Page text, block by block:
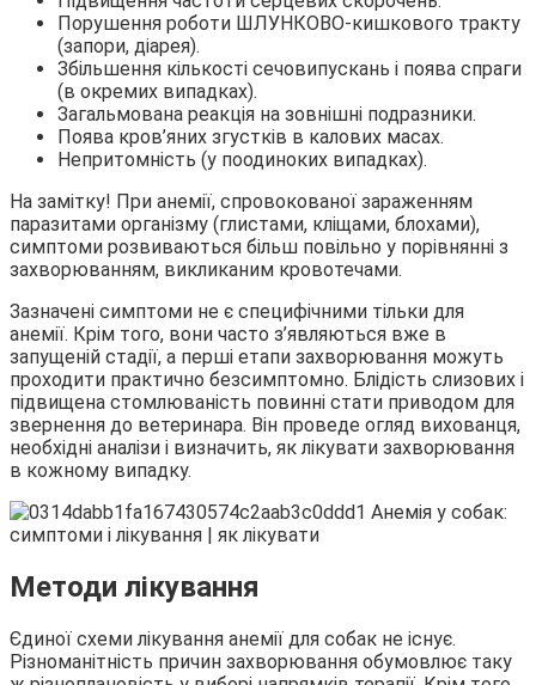
Порушення роботи ШЛУНКОВО-кишкового тракту
(запори, діарея).
Збільшення кількості сечовипускань і поява спраги
(в окремих випадках).
Загальмована реакція на зовнішні подразники.
Поява кров’яних згустків в калових масах.
Непритомність (у поодиноких випадках).
На замітку! При анемії, спровокованої зараженням
паразитами організму (глистами, кліщами, блохами),
симптоми розвиваються більш повільно у порівнянні з
захворюванням, викликаним кровотечами.
Зазначені симптоми не є специфічними тільки для
анемії. Крім того, вони часто з’являються вже в
запущеній стадії, а перші етапи захворювання можуть
проходити практично безсимптомно. Блідість слизових і
підвищена стомлюваність повинні стати приводом для
звернення до ветеринара. Він проведе огляд вихованця,
необхідні аналізи і визначить, як лікувати захворювання
в кожному випадку.
Методи лікування
Єдиної схеми лікування анемії для собак не існує.
Різноманітність причин захворювання обумовлює таку